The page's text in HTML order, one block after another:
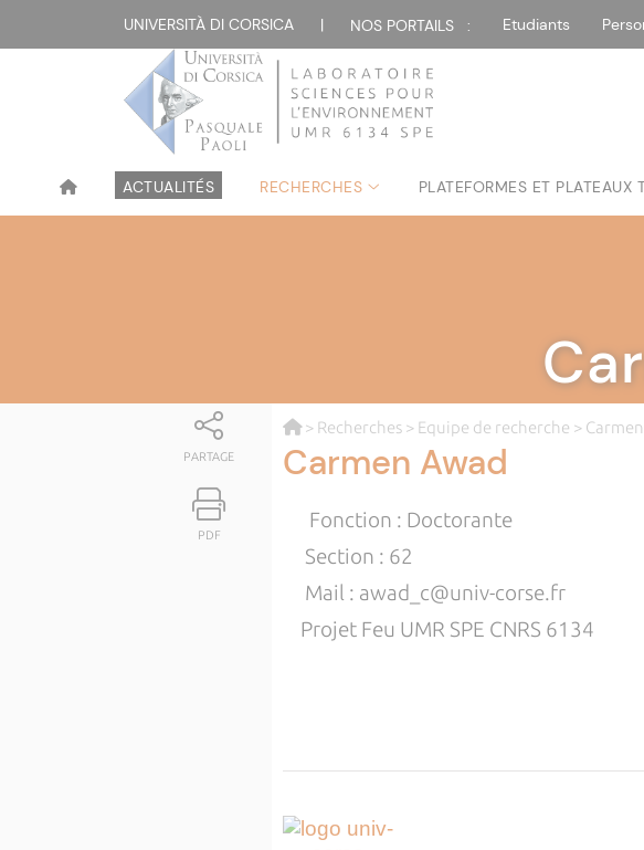
UNIVERSITÀ DI CORSICA | NOS PORTAILS : Etudiants
ACTUALITÉS RECHERCHES PLATEFORMES ET PLATEAUX
PARTAGE
PDF
> Recherches > Equipe de recherche >
Carmen Awad
Fonction : Doctorante
Section : 62
Mail : awad_c@univ-corse.fr
Projet Feu UMR SPE CNRS 6134